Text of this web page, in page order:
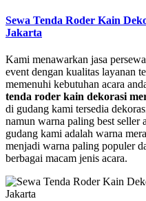
Sewa Tenda Roder Kain
Jakarta
Kami menawarkan jasa
event dengan kualitas layanan
memenuhi kebutuhan acara
tenda roder kain dekorasi
di gudang kami tersedia
namun warna paling best seller
gudang kami adalah warna
menjadi warna paling populer
berbagai macam jenis acara.